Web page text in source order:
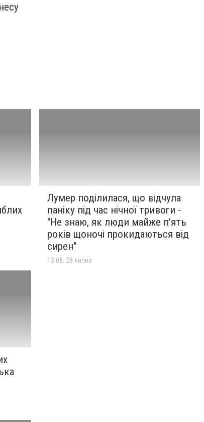
Лумер поділилася, що відчула
паніку під час нічної тривоги -
"Не знаю, як люди майже п'ять
років щоночі прокидаються від
сирен"
13:08, 28 липня